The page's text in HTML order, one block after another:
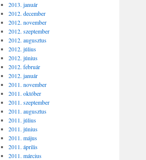
2013. január
2012. december
2012. november
2012. szeptember
2012. augusztus
2012. július
2012. június
2012. február
2012. január
2011. november
2011. október
2011. szeptember
2011. augusztus
2011. július
2011. június
2011. május
2011. április
2011. március